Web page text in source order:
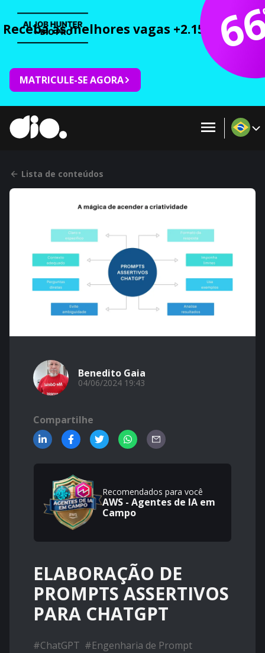
Receba as melhores vagas +2.150 cursos
MATRICULE-SE AGORA
Lista de conteúdos
Benedito Gaia
04/06/2024 19:43
Compartilhe
Recomendados para você
AWS - Agentes de IA em
Campo
ELABORAÇÃO DE
PROMPTS ASSERTIVOS
PARA CHATGPT
#ChatGPT #Engenharia de Prompt